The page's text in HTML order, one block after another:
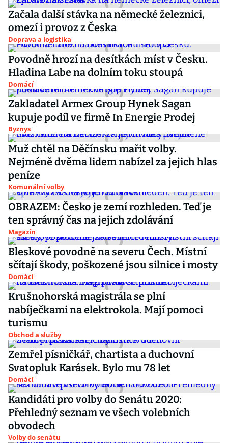
Začala další stávka na německé železnici,
omezí i provoz z Česka
Doprava a logistika
Povodně hrozí na desítkách míst v Česku.
Hladina Labe na dolním toku stoupá
Domácí
Zakladatel Armex Group Hynek Sagan
kupuje podíl ve firmě In Energie Prodej
Byznys
Muž chtěl na Děčínsku mařit volby.
Nejméně dvěma lidem nabízel za jejich hlas
peníze
Komunální volby
OBRAZEM: Česko je zemí rozhleden. Teď je
ten správný čas na jejich zdolávání
Magazín
Bleskové povodně na severu Čech. Místní
sčítají škody, poškozené jsou silnice i mosty
Domácí
Krušnohorská magistrála se plní
nabíječkami na elektrokola. Mají pomoci
turismu
Obchod a služby
Zemřel písničkář, chartista a duchovní
Svatopluk Karásek. Bylo mu 78 let
Domácí
Kandidáti pro volby do Senátu 2020:
Přehledný seznam ve všech volebních
obvodech
Volby do senátu